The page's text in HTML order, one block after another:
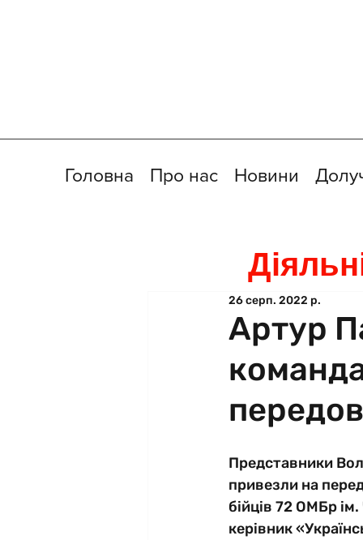
Головна Про нас Новини
Артур
26 серп. 2022 р.
Представники
привезли на
бійців 72 ОМБр
керівник